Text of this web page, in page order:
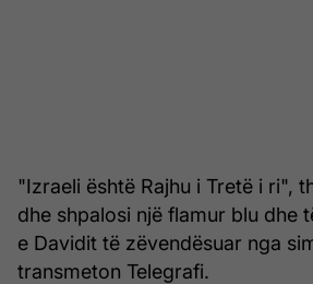
"Izraeli është Rajhu i Tretë i ri",
dhe shpalosi një flamur blu dhe
e Davidit të zëvendësuar nga
transmeton Telegrafi.